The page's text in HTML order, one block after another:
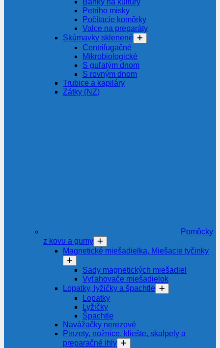
Banky na kultúry
Petriho misky
Počítacie komôrky
Valce na preparáty
Skúmavky sklenené
Centrifugačné
Mikrobiologické
S guľatým dnom
S rovným dnom
Trubice a kapiláry
Zátky (NZ)
Pomôcky
z kovu a gumy
Magnetické miešadielka, Miešacie tyčinky
Sady magnetických miešadiel
Vyťahovače miešadielok
Lopatky, lyžičky a špachtle
Lopatky
Lyžičky
Špachtle
Navážačky nerezové
Pinzety, nožnice, kliešte, skalpely a
preparačné ihly